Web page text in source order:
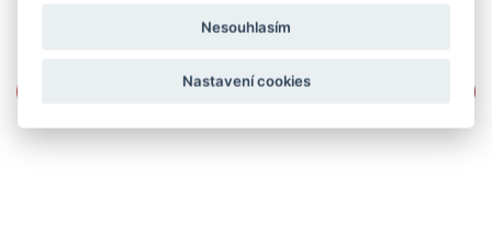
Nesouhlasím
Nastavení cookies